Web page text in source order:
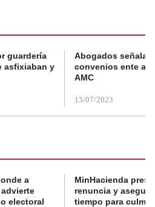
guardería
asfixiaban y
Abogados
convenios ente
AMC
13/07/2023
a
electoral
MinHacienda
renuncia y
tiempo para